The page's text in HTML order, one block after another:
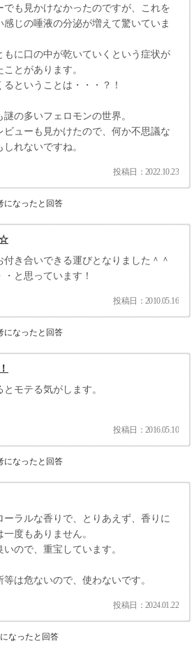
でも見かけなかったのですが、これを
じの唾液の分泌が増えて驚いていま
もに口の中が乾いていくという症状が
とがあります。
ということは・・・？！
の多いフェロモンの世界。
ューも見かけたので、何か不思議な
れないですね。
投稿日：2022.10.23
になったと回答
☆
き合いできる運びとなりました＾＾
と思っています！
投稿日：2010.05.16
になったと回答
モテる気がします。
投稿日：2016.05.10
になったと回答
ラルな香りで、とりあえず、香りに
度もありません。
ので、重宝しています。
は危ないので、使わないです。
投稿日：2024.01.22
なったと回答